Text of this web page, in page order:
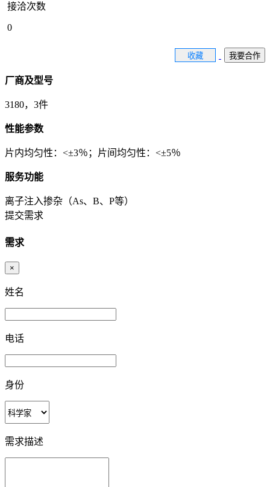
接洽次数
0
收藏 我要合作
厂商及型号
3180，3件
性能参数
片内均匀性：<±3％；片间均匀性：<±5％
服务功能
离子注入掺杂（As、B、P等）
提交需求
需求
×
姓名
电话
身份
需求描述